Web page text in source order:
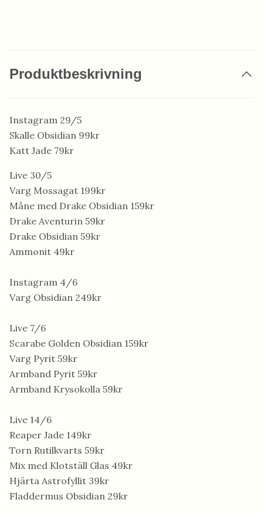
Produktbeskrivning
Instagram 29/5
Skalle Obsidian 99kr
Katt Jade 79kr
Live 30/5
Varg Mossagat 199kr
Måne med Drake Obsidian 159kr
Drake Aventurin 59kr
Drake Obsidian 59kr
Ammonit 49kr
Instagram 4/6
Varg Obsidian 249kr
Live 7/6
Scarabe Golden Obsidian 159kr
Varg Pyrit 59kr
Armband Pyrit 59kr
Armband Krysokolla 59kr
Live 14/6
Reaper Jade 149kr
Torn Rutilkvarts 59kr
Mix med Klotställ Glas 49kr
Hjärta Astrofyllit 39kr
Fladdermus Obsidian 29kr